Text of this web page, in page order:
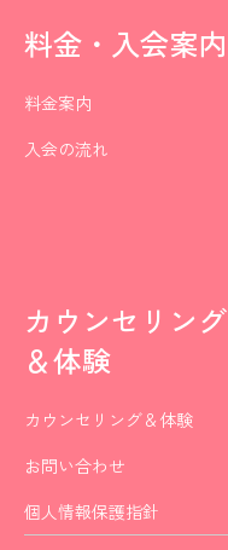
料金・入会案内
料金案内
入会の流れ
カウンセリング
＆体験
カウンセリング＆体験
お問い合わせ
個人情報保護指針